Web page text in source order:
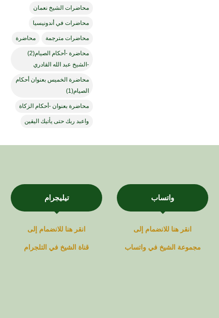
محاضرات الشيخ نعمان
محاضرات في أندونيسيا
محاضرات مترجمة محاضرة
محاضرة -أحكام الصيام(2)
-الشيخ عبد الله القادري
محاضرة الخميس بعنوان أحكام
الصيام(1)
محاضرة بعنوان -أحكام الزكاة
واعبد ربك حتى يأتيك اليقين
واتساب
انقر هنا للانضمام إلى
مجموعة الشيخ فيواتساب
تيليجرام
انقر هنا للانضمام إلى
قناة الشيخ في التلجرام